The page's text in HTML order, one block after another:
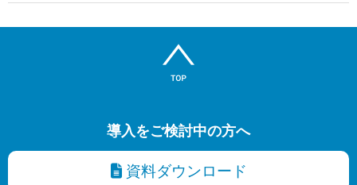
導入をご検討中の方へ
資料ダウンロード